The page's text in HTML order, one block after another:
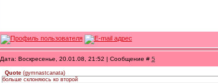
Дата: Воскресенье, 20.01.08, 21:52 | Сообщение # 5
Quote(gymnastcanata)
больше склоняюсь ко второй